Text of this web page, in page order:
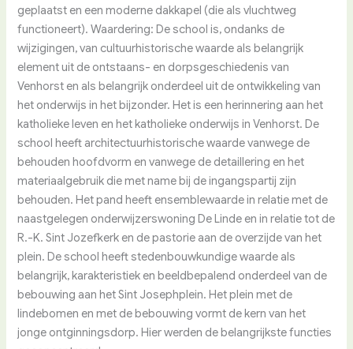
geplaatst en een moderne dakkapel (die als vluchtweg
functioneert). Waardering: De school is, ondanks de
wijzigingen, van cultuurhistorische waarde als belangrijk
element uit de ontstaans- en dorpsgeschiedenis van
Venhorst en als belangrijk onderdeel uit de ontwikkeling van
het onderwijs in het bijzonder. Het is een herinnering aan het
katholieke leven en het katholieke onderwijs in Venhorst. De
school heeft architectuurhistorische waarde vanwege de
behouden hoofdvorm en vanwege de detaillering en het
materiaalgebruik die met name bij de ingangspartij zijn
behouden. Het pand heeft ensemblewaarde in relatie met de
naastgelegen onderwijzerswoning De Linde en in relatie tot de
R.-K. Sint Jozefkerk en de pastorie aan de overzijde van het
plein. De school heeft stedenbouwkundige waarde als
belangrijk, karakteristiek en beeldbepalend onderdeel van de
bebouwing aan het Sint Josephplein. Het plein met de
lindebomen en met de bebouwing vormt de kern van het
jonge ontginningsdorp. Hier werden de belangrijkste functies